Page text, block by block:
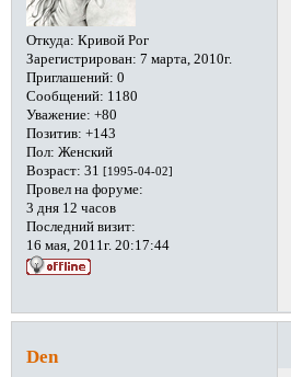
Откуда: Кривой Рог
Зарегистрирован: 7 марта, 2010г.
Приглашений: 0
Сообщений: 1180
Уважение: +80
Позитив: +143
Пол: Женский
Возраст: 31 [1995-04-02]
Провел на форуме:
3 дня 12 часов
Последний визит:
16 мая, 2011г. 20:17:44
Den